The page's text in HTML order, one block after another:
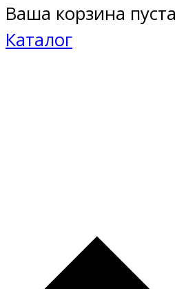
Ваша корзина пуста
Каталог